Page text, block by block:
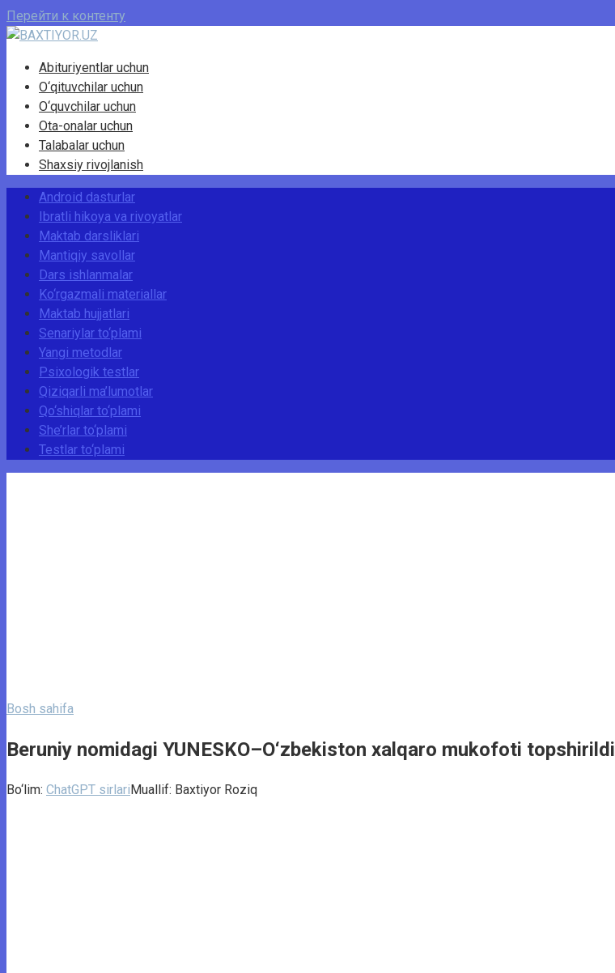
Перейти к контенту
Abituriyentlar uchun
O‘qituvchilar uchun
O‘quvchilar uchun
Ota-onalar uchun
Talabalar uchun
Shaxsiy rivojlanish
Android dasturlar
Ibratli hikoya va rivoyatlar
Maktab darsliklari
Mantiqiy savollar
Dars ishlanmalar
Ko‘rgazmali materiallar
Maktab hujjatlari
Senariylar to‘plami
Yangi metodlar
Psixologik testlar
Qiziqarli ma’lumotlar
Qo‘shiqlar to‘plami
She’rlar to‘plami
Testlar to‘plami
Bosh sahifa
Beruniy nomidagi YUNESKO–O‘zbekiston xalqaro mukofoti topshirildi
Bo‘lim: ChatGPT sirlariMuallif: Baxtiyor Roziq